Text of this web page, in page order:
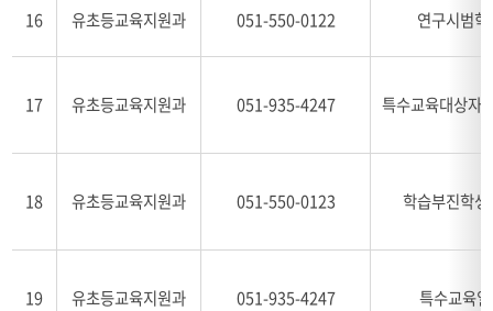
16 유초등교육지원과 051-550-0122 연구시범
17 유초등교육지원과 051-935-4247 특수교육대상자
18 유초등교육지원과 051-550-0123 학습부진학
19 유초등교육지원과 051-935-4247 특수교육